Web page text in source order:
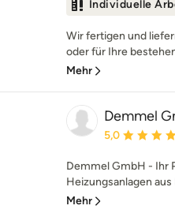
Individuelle
Wir fertigen und
oder für Ihre
Mehr
Demmel
5,0
Demmel GmbH - Ihr
Heizungsanlagen
Mehr